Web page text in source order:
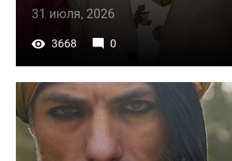
31 июля, 2026
3668 0